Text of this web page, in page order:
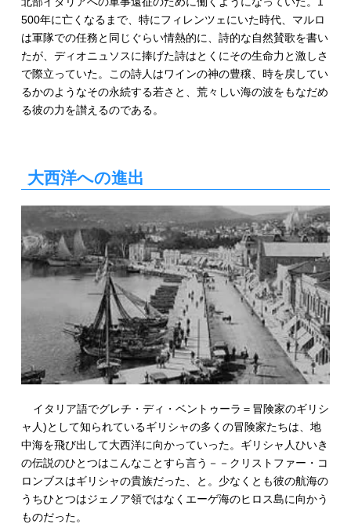
500年に亡くなるまで、特にフィレンツェにいた時代、マルロ
は軍隊での任務と同じぐらい情熱的に、詩的な自然賛歌を書い
たが、ディオニュソスに捧げた詩はとくにその生命力と激しさ
で際立っていた。この詩人はワインの神の豊穣、時を戻してい
るかのようなその永続する若さと、荒々しい海の波をもなだめ
る彼の力を讃えるのである。
大西洋への進出
イタリア語でグレチ・ディ・ベントゥーラ＝冒険家のギリシ
ャ人)として知られているギリシャの多くの冒険家たちは、地
中海を飛び出して大西洋に向かっていった。ギリシャ人ひいき
の伝説のひとつはこんなことすら言う－－クリストファー・コ
ロンブスはギリシャの貴族だった、と。少なくとも彼の航海の
うちひとつはジェノア領ではなくエーゲ海のヒロス島に向かう
ものだった。